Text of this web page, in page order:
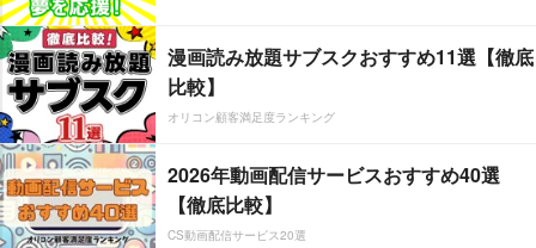
漫画読み放題サブスクおすすめ11選【徹底
比較】
オリコン顧客満足度ランキング
2026年動画配信サービスおすすめ40選
【徹底比較】
CS動画配信サービス20選